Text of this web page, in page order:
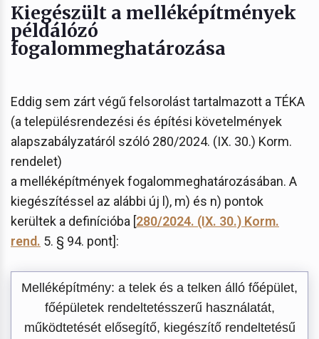
Kiegészült a melléképítmények
példálózó
fogalommeghatározása
Eddig sem zárt végű felsorolást tartalmazott a TÉKA
(a településrendezési és építési követelmények
alapszabályzatáról szóló 280/2024. (IX. 30.) Korm.
rendelet)
a melléképítmények fogalommeghatározásában. A
kiegészítéssel az alábbi új l), m) és n) pontok
kerültek a definícióba [280/2024. (IX. 30.) Korm.
rend. 5. § 94. pont]:
Melléképítmény: a telek és a telken álló főépület,
főépületek rendeltetésszerű használatát,
működtetését elősegítő, kiegészítő rendeltetésű